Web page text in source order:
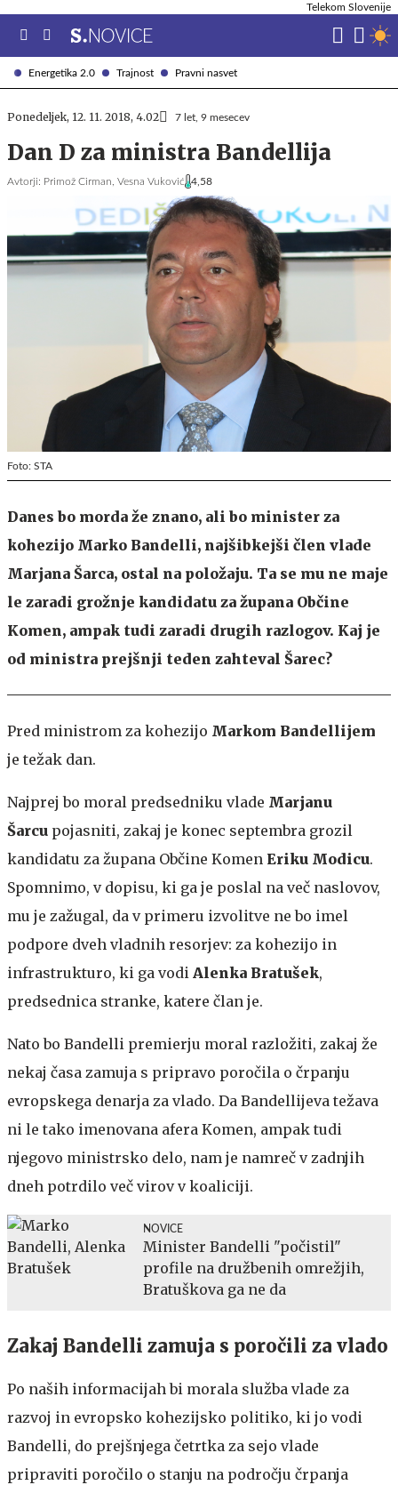
Energetika 2.0 Trajnost Pravni nasvet
Telekom Slovenije
Ponedeljek, 12. 11. 2018, 4.02 7 let, 9 mesecev
Dan D za ministra Bandellija
Avtorji: Primož Cirman, Vesna Vuković 4,58
Foto: STA
Danes bo morda že znano, ali bo minister za
kohezijo Marko Bandelli, najšibkejši člen vlade
Marjana Šarca, ostal na položaju. Ta se mu ne maje
le zaradi grožnje kandidatu za župana Občine
Komen, ampak tudi zaradi drugih razlogov. Kaj je
od ministra prejšnji teden zahteval Šarec?
Pred ministrom za kohezijo Markom Bandellijem
je težak dan.
Najprej bo moral predsedniku vlade Marjanu
Šarcu pojasniti, zakaj je konec septembra grozil
kandidatu za župana Občine Komen Eriku Modicu.
Spomnimo, v dopisu, ki ga je poslal na več naslovov,
mu je zažugal, da v primeru izvolitve ne bo imel
podpore dveh vladnih resorjev: za kohezijo in
infrastrukturo, ki ga vodi Alenka Bratušek,
predsednica stranke, katere član je.
Nato bo Bandelli premierju moral razložiti, zakaj že
nekaj časa zamuja s pripravo poročila o črpanju
evropskega denarja za vlado. Da Bandellijeva težava
ni le tako imenovana afera Komen, ampak tudi
njegovo ministrsko delo, nam je namreč v zadnjih
dneh potrdilo več virov v koaliciji.
NOVICE
Minister Bandelli "počistil"
profile na družbenih omrežjih,
Bratuškova ga ne da
Zakaj Bandelli zamuja s poročili za vlado
Po naših informacijah bi morala služba vlade za
razvoj in evropsko kohezijsko politiko, ki jo vodi
Bandelli, do prejšnjega četrtka za sejo vlade
pripraviti poročilo o stanju na področju črpanja